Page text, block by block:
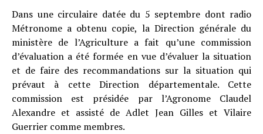
Dans une circulaire datée du 5 septembre dont radio
Métronome a obtenu copie, la Direction générale du
ministère de l’Agriculture a fait qu’une commission
d’évaluation a été formée en vue d’évaluer la situation
et de faire des recommandations sur la situation qui
prévaut à cette Direction départementale. Cette
commission est présidée par l’Agronome Claudel
Alexandre et assisté de Adlet Jean Gilles et Vilaire
Guerrier comme membres.